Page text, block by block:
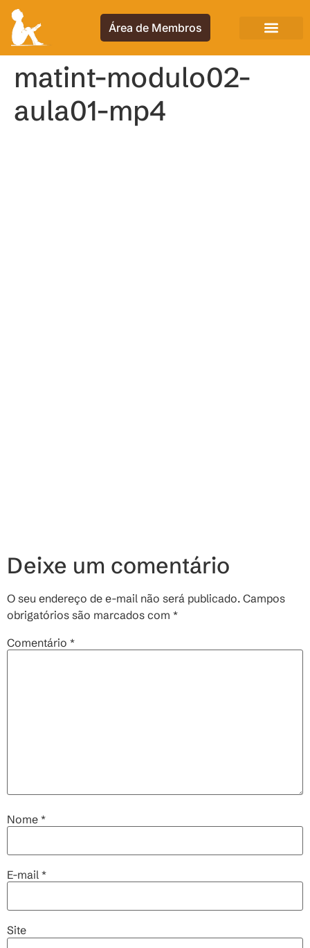
Área de Membros
matint-modulo02-
aula01-mp4
Deixe um comentário
O seu endereço de e-mail não será publicado. Campos
obrigatórios são marcados com *
Comentário *
Nome *
E-mail *
Site